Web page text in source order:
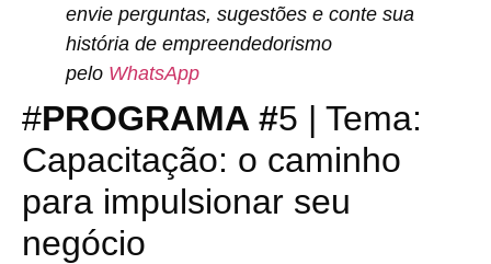
envie perguntas, sugestões e conte sua
história de empreendedorismo
pelo WhatsApp
#PROGRAMA #5 | Tema:
Capacitação: o caminho
para impulsionar seu
negócio